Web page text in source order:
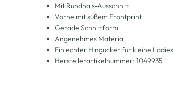
Mit Rundhals-Ausschnitt
Vorne mit süßem Frontprint
Gerade Schnittform
Angenehmes Material
Ein echter Hingucker für kleine Ladies
Herstellerartikelnummer: 1049935